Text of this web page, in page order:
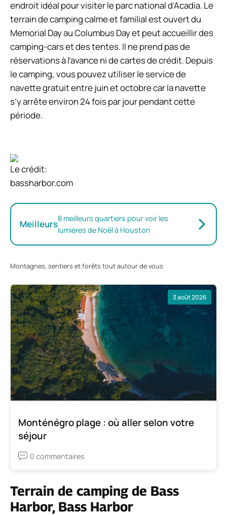
endroit idéal pour visiter le parc national d’Acadia. Le
terrain de camping calme et familial est ouvert du
Memorial Day au Columbus Day et peut accueillir des
camping-cars et des tentes. Il ne prend pas de
réservations à l’avance ni de cartes de crédit. Depuis
le camping, vous pouvez utiliser le service de
navette gratuit entre juin et octobre car la navette
s’y arrête environ 24 fois par jour pendant cette
période.
Le crédit:
bassharbor.com
Meilleurs8 meilleurs quartiers pour voir les
lumières de Noël à Houston
Montagnes, sentiers et forêts tout autour de vous
3 août 2026
Monténégro plage : où aller selon votre
séjour
0 commentaires
Terrain de camping de Bass
Harbor, Bass Harbor